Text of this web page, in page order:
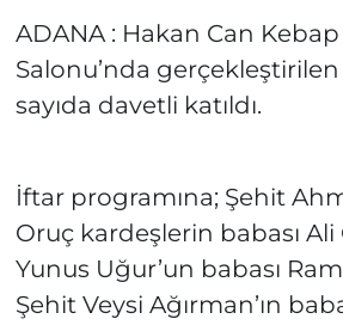
ADANA : Hakan Can
Salonu’nda
sayıda davetli katıldı.
İftar programına; Şehit
Oruç kardeşlerin babası Ali
Yunus Uğur’un babası
Şehit Veysi Ağırman’ın